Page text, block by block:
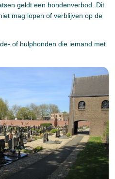
geldt een hondenverbod. Dit
mag lopen of verblijven op de
of hulphonden die iemand met